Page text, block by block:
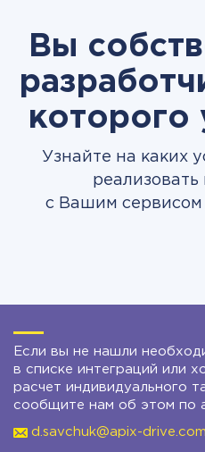
Вы
которого
Узнайте на каких
с Вашим сервисом
Если вы не нашли
в списке интеграций или
расчет индивидуального
сообщите нам об этом по
d.savchuk@apix-drive.com